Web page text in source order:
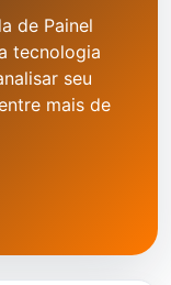
de Painel
tecnologia
seu
mais de